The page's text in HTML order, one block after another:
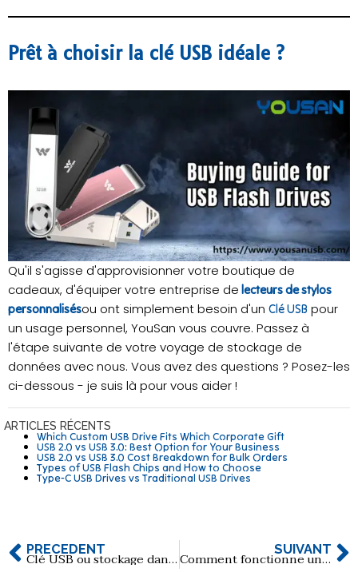
Prêt à choisir la clé USB idéale ?
Qu'il s'agisse d'approvisionner votre boutique de
cadeaux, d'équiper votre entreprise de lecteurs de stylos
personnalisésou ont simplement besoin d'un Clé USB pour
un usage personnel, YouSan vous couvre. Passez à
l'étape suivante de votre voyage de stockage de
données avec nous. Vous avez des questions ? Posez-les
ci-dessous - je suis là pour vous aider !
ARTICLES RÉCENTS
Which Custom USB Drive Fits Which Corporate Gift
USB 2.0 vs USB 3.0: Best Option for Your Business
USB 2.0 vs USB 3.0 Cost Breakdown for Bulk Orders
Types of USB Flash Chips and How to Choose
Type-C USB Drives vs Traditional USB Drives
PRÉCÉDENT Clé USB ou stockage dans le nuage : Quelle est la meilleure solution pour vos données ? SUIVANT
Comment fonctionne une clé USB et que contient-elle ?